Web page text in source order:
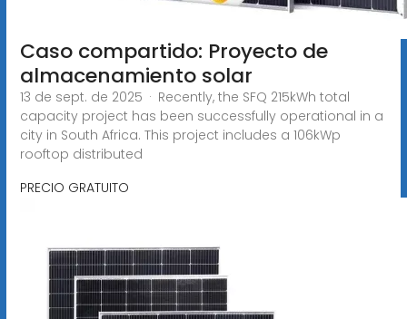
Caso compartido: Proyecto de
almacenamiento solar
13 de sept. de 2025 · Recently, the SFQ 215kWh total
capacity project has been successfully operational in a
city in South Africa. This project includes a 106kWp
rooftop distributed
PRECIO GRATUITO